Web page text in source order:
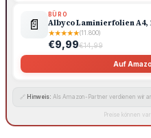
📄
BÜRO
Albyco Laminierfolien A4,
★★★★★(11.800)
€9,99€14,99
Auf
🔗 Hinweis: Als Amazon-Partner verdienen wir
Preise können